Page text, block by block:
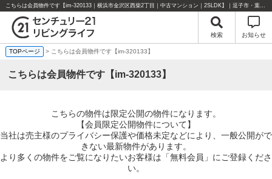
こちらは会員物件です【im-320133｜横浜市金沢区西柴2丁目｜中古マンション｜2SLDK】｜逗子市・葉山町・湘南エリアの不動産のことならセンチュリー21リビングライフにお任せください！
検索 お知らせ
TOPページ > こちらは会員物件です【im-320133】
こちらは会員物件です【im-320133】
こちらの物件は限定公開の物件になります。
【会員限定公開物件について】
当社は売主様のプライバシー保護や価格未定などにより、一般公開がで
きない最新物件があります。
より多くの物件をご覧になりたいお客様は「無料会員」にご登録くださ
い。